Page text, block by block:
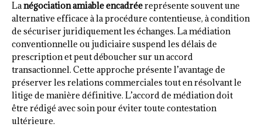
Lanégociation amiable encadréereprésente souvent une
alternative efficace à la procédure contentieuse, à condition
de sécuriser juridiquement les échanges. La médiation
conventionnelle ou judiciaire suspend les délais de
prescription et peut déboucher sur un accord
transactionnel. Cette approche présente l’avantage de
préserver les relations commerciales tout en résolvant le
litige de manière définitive. L’accord de médiation doit
être rédigé avec soin pour éviter toute contestation
ultérieure.